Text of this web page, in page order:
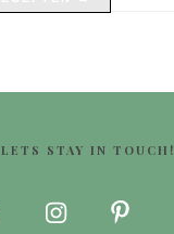
LETS STAY IN TOUCH!